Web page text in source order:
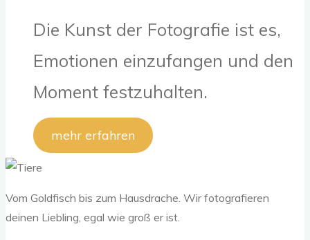
Die Kunst der Fotografie ist es,
Emotionen einzufangen und den
Moment festzuhalten.
mehr erfahren
Vom Goldfisch bis zum Hausdrache. Wir fotografieren
deinen Liebling, egal wie groß er ist.